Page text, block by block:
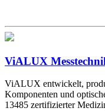
ViALUX
ViALUX entwickelt,
Komponenten und
13485 zertifizierter